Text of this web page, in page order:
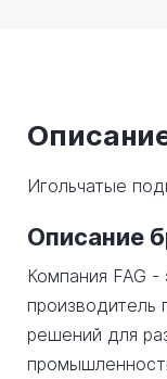
Игольчатые
Описание
Компания FAG
производитель
решений для